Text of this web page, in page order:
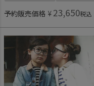
予約販売価格 ¥ 23,650税込